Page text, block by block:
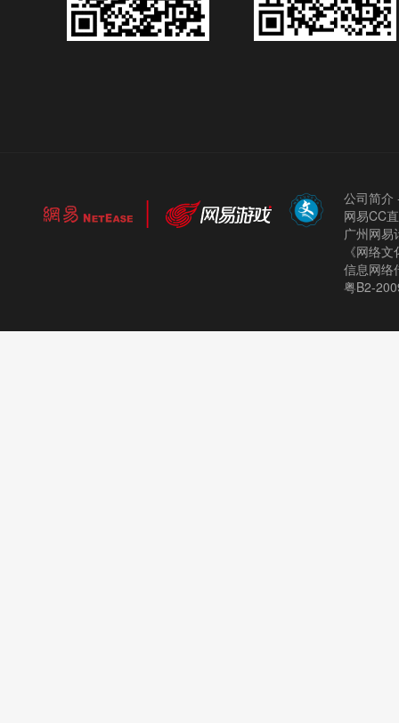
公司简介
网易CC
广州网
《网络
信息网络
粤B2-